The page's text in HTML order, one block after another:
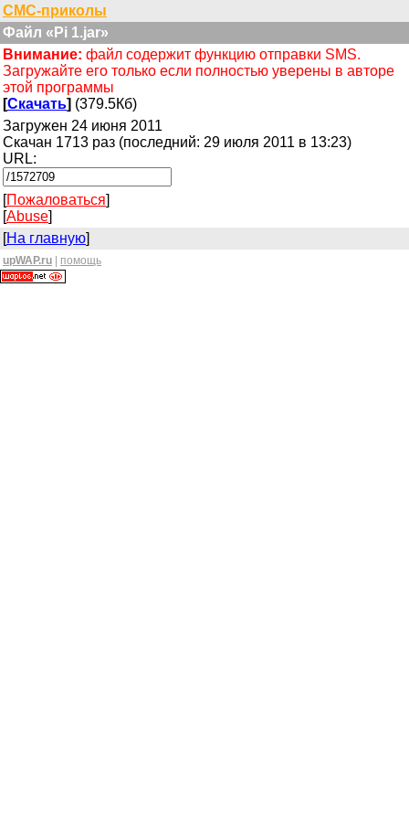
СМС-приколы
Файл «Pi 1.jar»
Внимание: файл содержит функцию отправки SMS.
Загружайте его только если полностью уверены в авторе
этой программы
[Скачать] (379.5Кб)
Загружен 24 июня 2011
Скачан 1713 раз (последний: 29 июля 2011 в 13:23)
URL:
[Пожаловаться]
[Abuse]
[На главную]
upWAP.ru помощь